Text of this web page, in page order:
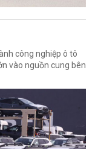
công nghiệp ô tô
vào nguồn cung bên